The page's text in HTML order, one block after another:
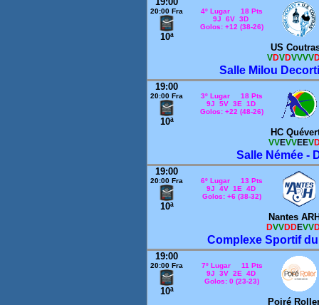
20:00 Fra
10ª
4º Lugar 18 Pts
9J 6V 3D
Golos: +12 (38-26)
US
VDVDVVVV
Salle Milou
19:00
20:00 Fra
10ª
3º Lugar 18 Pts
9J 5V 3E 1D
Golos: +22 (48-26)
HC
VVEVVEEV
Salle Némée -
19:00
20:00 Fra
10ª
6º Lugar 13 Pts
9J 4V 1E 4D
Golos: +6 (38-32)
Nantes
DVVDDEVV
Complexe Sportif
19:00
20:00 Fra
10ª
7º Lugar 11 Pts
9J 3V 2E 4D
Golos: 0 (23-23)
Poiré